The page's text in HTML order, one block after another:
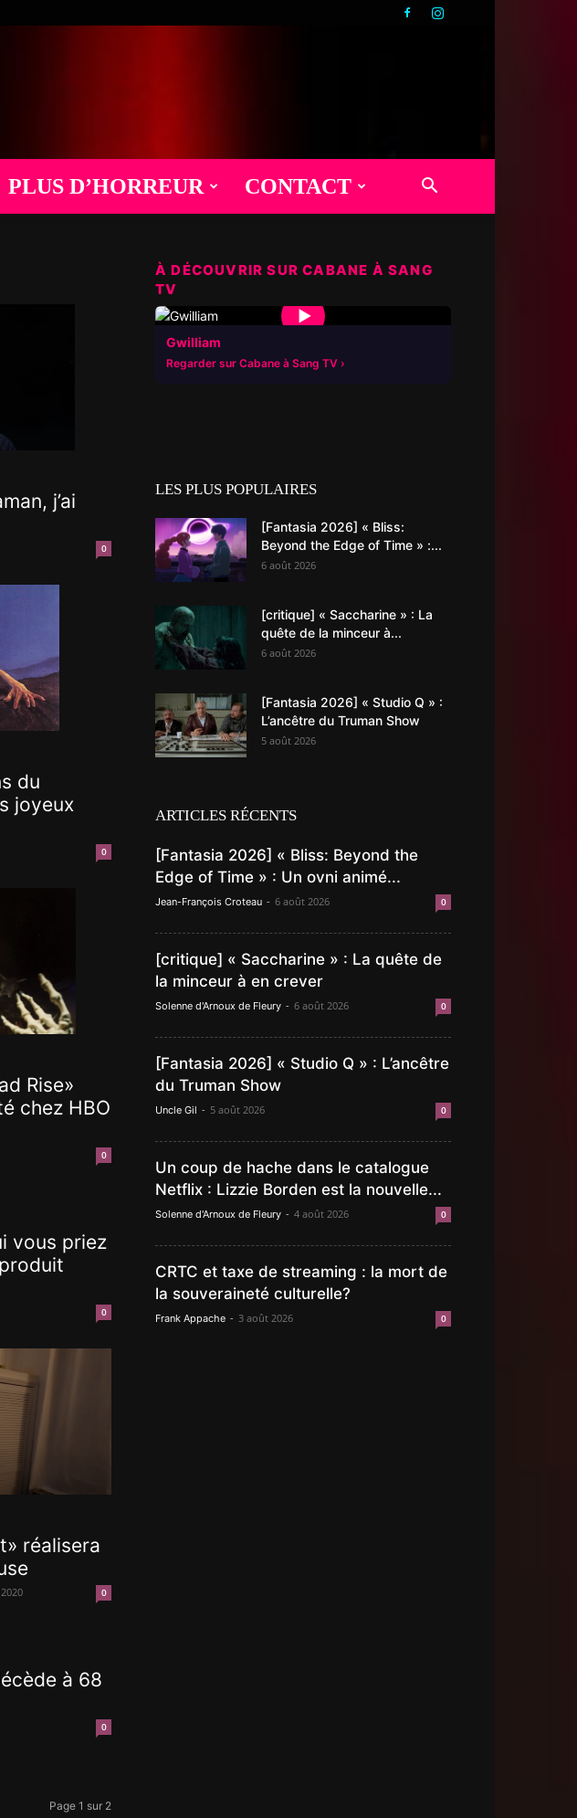
PLUS D’HORREUR CONTACT
j’ai
0
du
joyeux
0
Rise»
chez HBO
0
vous priez
0
réalisera
0
à 68
0
Page 1 sur 2
À DÉCOUVRIR SUR CABANE À SANG
TV
▶
Gwilliam
Regarder sur Cabane à Sang TV
LES PLUS POPULAIRES
[Fantasia 2026] « Bliss:
Beyond the Edge of Time » :...
6 août 2026
[critique] « Saccharine » : La
quête de la minceur à...
6 août 2026
[Fantasia 2026] « Studio Q » :
L’ancêtre du Truman Show
5 août 2026
ARTICLES RÉCENTS
[Fantasia 2026] « Bliss: Beyond the
Edge of Time » : Un ovni animé...
Jean-François Croteau - 6 août 2026 0
[critique] « Saccharine » : La quête de
la minceur à en crever
Solenne d'Arnoux de Fleury - 6 août 2026 0
[Fantasia 2026] « Studio Q » : L’ancêtre
du Truman Show
Uncle Gil - 5 août 2026 0
Un coup de hache dans le catalogue
Netflix : Lizzie Borden est la nouvelle...
Solenne d'Arnoux de Fleury - 4 août 2026 0
CRTC et taxe de streaming : la mort de
la souveraineté culturelle?
Frank Appache - 3 août 2026 0